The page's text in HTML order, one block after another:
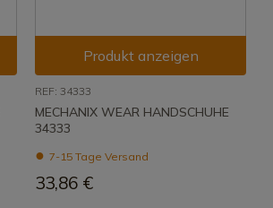
Produkt anzeigen
REF: 34333
MECHANIX WEAR HANDSCHUHE
34333
7-15 Tage Versand
33,86 €